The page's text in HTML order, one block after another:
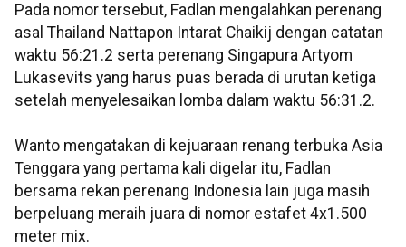
Pada nomor tersebut, Fadlan mengalahkan perenang
asal Thailand Nattapon Intarat Chaikij dengan catatan
waktu 56:21.2 serta perenang Singapura Artyom
Lukasevits yang harus puas berada di urutan ketiga
setelah menyelesaikan lomba dalam waktu 56:31.2.
Wanto mengatakan di kejuaraan renang terbuka Asia
Tenggara yang pertama kali digelar itu, Fadlan
bersama rekan perenang Indonesia lain juga masih
berpeluang meraih juara di nomor estafet 4x1.500
meter mix.